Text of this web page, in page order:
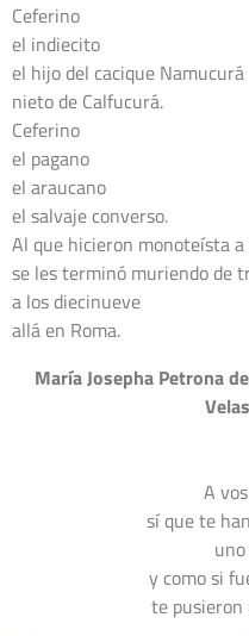
Ceferino
el indiecito
el hijo del cacique Namucurá
nieto de Calfucurá.
Ceferino
el pagano
el araucano
el salvaje converso.
Al que hicieron monoteísta
se les terminó muriendo de
a los diecinueve
María Josepha Petrona
A
sí que te
y como si
te pusieron